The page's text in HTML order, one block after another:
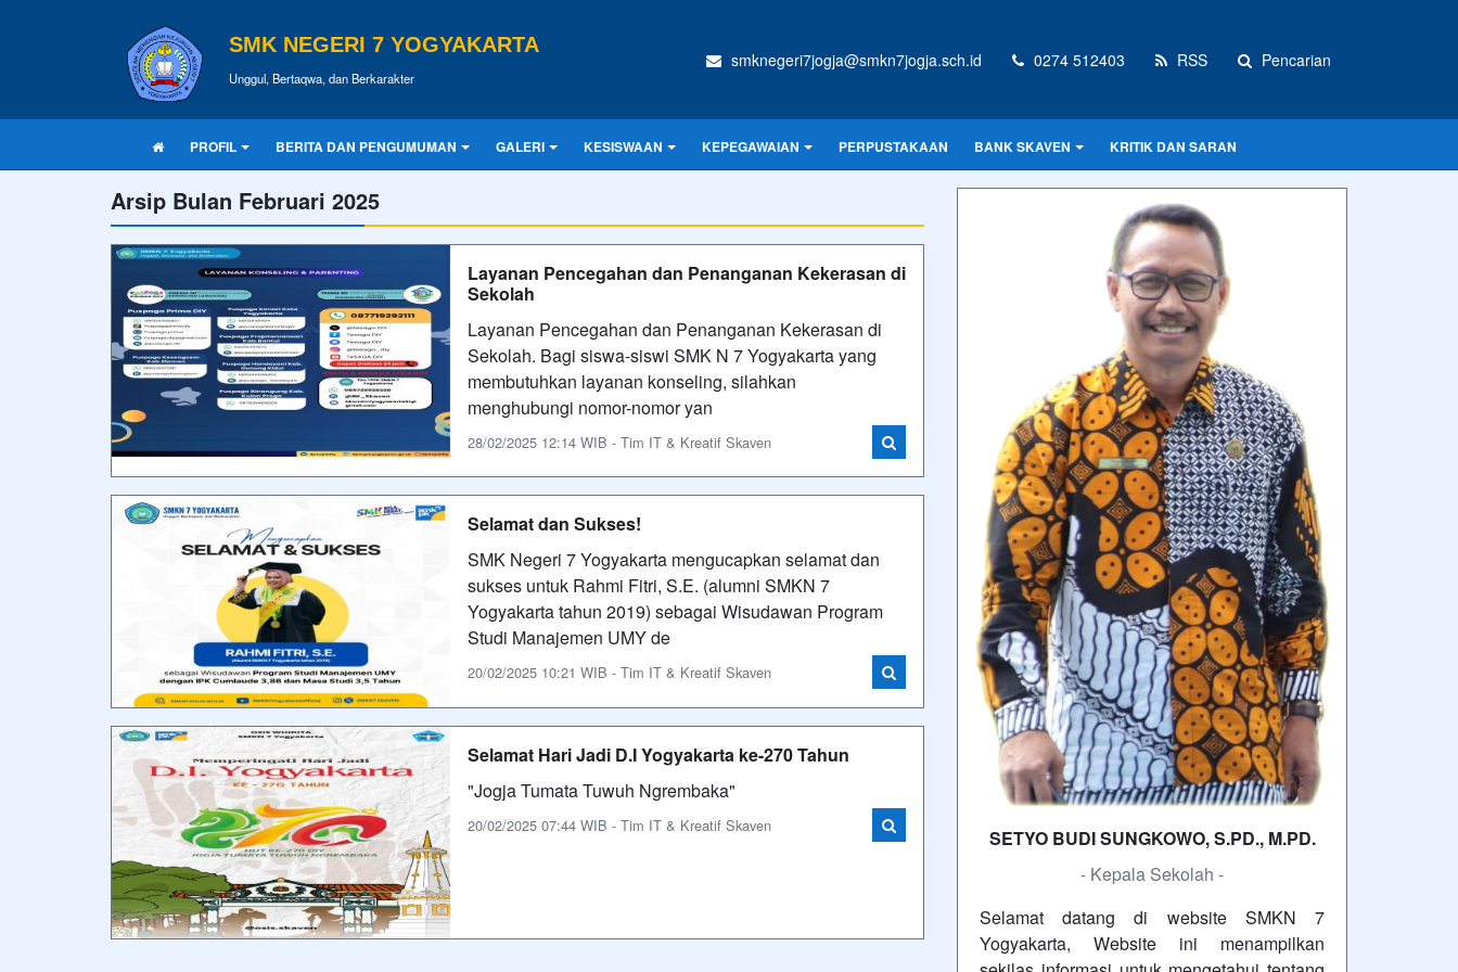
SMK NEGERI 7 YOGYAKARTA
Unggul, Bertaqwa, dan Berkarakter
smknegeri7jogja@smkn7jogja.sch.id 0274 512403 RSS Pencarian
PROFIL BERITA DAN PENGUMUMAN GALERI KESISWAAN KEPEGAWAIAN PERPUSTAKAAN BANK SKAVEN KRITIK DAN SARAN
Arsip Bulan Februari 2025
Layanan Pencegahan dan Penanganan Kekerasan di
Sekolah
Layanan Pencegahan dan Penanganan Kekerasan di
Sekolah. Bagi siswa-siswi SMK N 7 Yogyakarta yang
membutuhkan layanan konseling, silahkan
menghubungi nomor-nomor yan
28/02/2025 12:14 WIB - Tim IT & Kreatif Skaven
Selamat dan Sukses!
SMK Negeri 7 Yogyakarta mengucapkan selamat dan
sukses untuk Rahmi Fitri, S.E. (alumni SMKN 7
Yogyakarta tahun 2019) sebagai Wisudawan Program
Studi Manajemen UMY de
20/02/2025 10:21 WIB - Tim IT & Kreatif Skaven
Selamat Hari Jadi D.I Yogyakarta ke-270 Tahun
"Jogja Tumata Tuwuh Ngrembaka"
20/02/2025 07:44 WIB - Tim IT & Kreatif Skaven
SETYO BUDI SUNGKOWO, S.PD., M.PD.
- Kepala Sekolah -
Selamat datang di website SMKN 7
Yogyakarta, Website ini menampilkan